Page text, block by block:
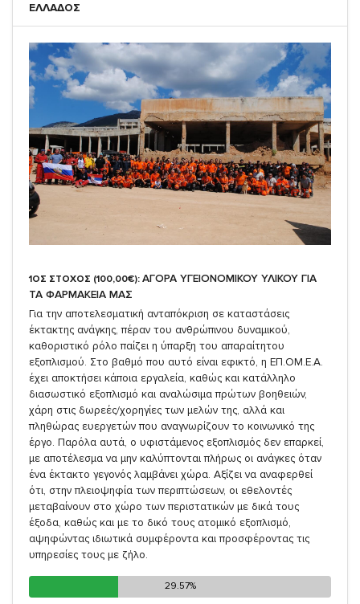
ΕΛΛΑΔΟΣ
1ΟΣ ΣΤΟΧΟΣ (100,00€): ΑΓΟΡΑ ΥΓΕΙΟΝΟΜΙΚΟΥ ΥΛΙΚΟΥ ΓΙΑ
ΤΑ ΦΑΡΜΑΚΕΙΑ ΜΑΣ
Για την αποτελεσματική ανταπόκριση σε καταστάσεις
έκτακτης ανάγκης, πέραν του ανθρώπινου δυναμικού,
καθοριστικό ρόλο παίζει η ύπαρξη του απαραίτητου
εξοπλισμού. Στο βαθμό που αυτό είναι εφικτό, η ΕΠ.ΟΜ.Ε.Α.
έχει αποκτήσει κάποια εργαλεία, καθώς και κατάλληλο
διασωστικό εξοπλισμό και αναλώσιμα πρώτων βοηθειών,
χάρη στις δωρεές/χορηγίες των μελών της, αλλά και
πληθώρας ευεργετών που αναγνωρίζουν το κοινωνικό της
έργο. Παρόλα αυτά, ο υφιστάμενος εξοπλισμός δεν επαρκεί,
με αποτέλεσμα να μην καλύπτονται πλήρως οι ανάγκες όταν
ένα έκτακτο γεγονός λαμβάνει χώρα. Αξίζει να αναφερθεί
ότι, στην πλειοψηφία των περιπτώσεων, οι εθελοντές
μεταβαίνουν στο χώρο των περιστατικών με δικά τους
έξοδα, καθώς και με το δικό τους ατομικό εξοπλισμό,
αψηφώντας ιδιωτικά συμφέροντα και προσφέροντας τις
υπηρεσίες τους με ζήλο.
29.57%
29.57%